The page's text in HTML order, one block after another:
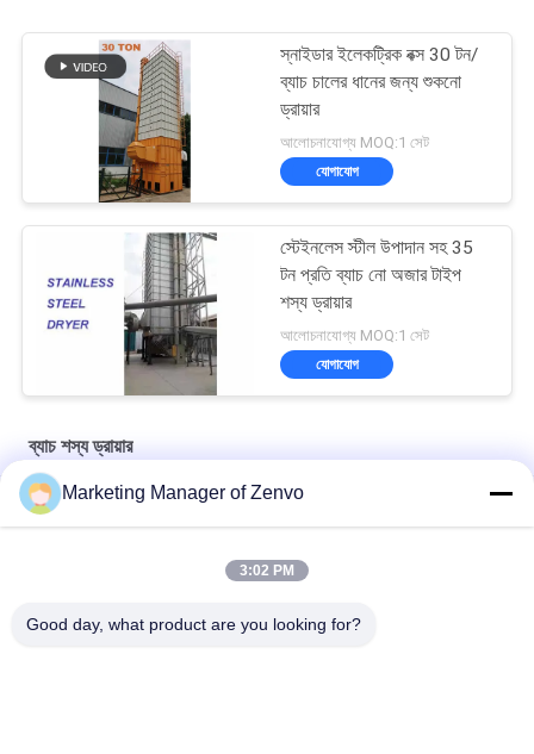
স্নাইডার ইলেকট্রিক বক্স 30 টন/
ব্যাচ চালের ধানের জন্য শুকনো
ড্রায়ার
আলোচনাযোগ্য MOQ:1 সেট
যোগাযোগ
স্টেইনলেস স্টীল উপাদান সহ 35
টন প্রতি ব্যাচ নো অজার টাইপ
শস্য ড্রায়ার
আলোচনাযোগ্য MOQ:1 সেট
যোগাযোগ
ব্যাচ শস্য ড্রায়ার
Grain Drying System with 90-Ton Daily Capacity
উচ্চ দক্ষতা এবং শক্তি সঞ্চয় সহ প্রতি ঘন্টায় 30 টন শস্য শুকানোর যন্ত্র
16.603kw
Marketing Manager of Zenvo
3:02 PM
Good day, what product are you looking for?